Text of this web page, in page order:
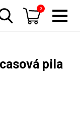
0
pila